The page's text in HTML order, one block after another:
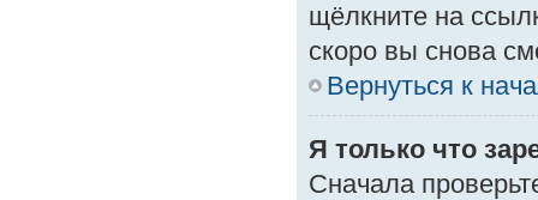
щёлкните на
скоро вы снова
Вернуться к
Я только что
Сначала